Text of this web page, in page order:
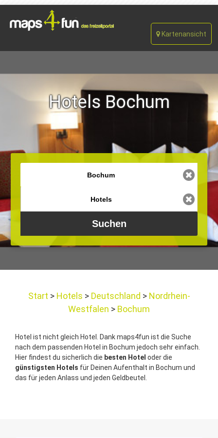
Kartenansicht
Hotels Bochum
Start Hotels Deutschland
Nordrhein-
Westfalen
Bochum
Hotel ist nicht gleich Hotel. Dank maps4fun ist die Suche
nach dem passenden Hotel in Bochum jedoch sehr einfach.
Hier findest du sicherlich die besten Hotel oder die
günstigsten Hotels für Deinen Aufenthalt in Bochum und
das für jeden Anlass und jeden Geldbeutel.